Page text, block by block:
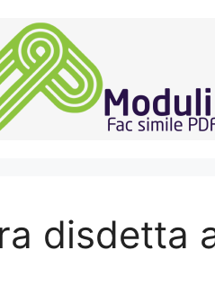
disdetta